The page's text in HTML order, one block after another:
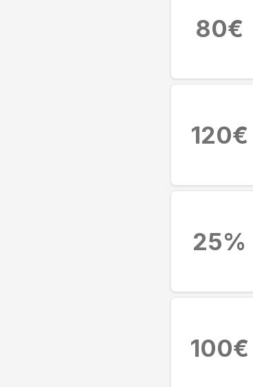
80€
120€
25%
100€